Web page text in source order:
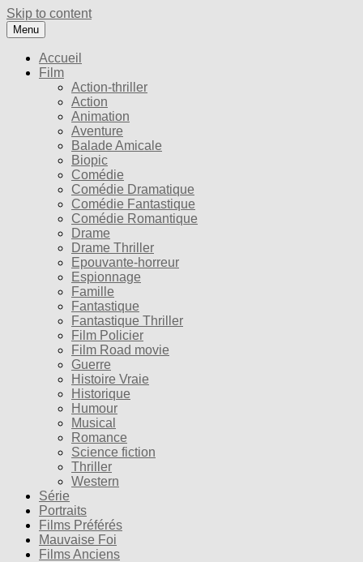
Skip to content
Menu
Accueil
Film
Action-thriller
Action
Animation
Aventure
Balade Amicale
Biopic
Comédie
Comédie Dramatique
Comédie Fantastique
Comédie Romantique
Drame
Drame Thriller
Epouvante-horreur
Espionnage
Famille
Fantastique
Fantastique Thriller
Film Policier
Film Road movie
Guerre
Histoire Vraie
Historique
Humour
Musical
Romance
Science fiction
Thriller
Western
Série
Portraits
Films Préférés
Mauvaise Foi
Films Anciens